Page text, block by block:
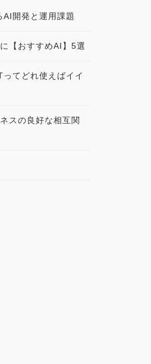
開発と運用課題
【おすすめAI】5選
てどれ使えばイイ
スの良好な相互関